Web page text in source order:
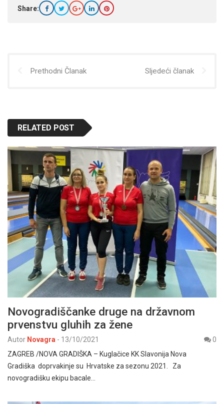
Share:
Prethodni Članak Sljedeći članak
RELATED POST
Novogradiščanke druge na državnom
prvenstvu gluhih za žene
Autor Novagra - 13/10/2021
0
ZAGREB /NOVA GRADIŠKA – Kuglačice KK Slavonija Nova
Gradiška doprvakinje su Hrvatske za sezonu 2021. Za
novogradišku ekipu bacale…